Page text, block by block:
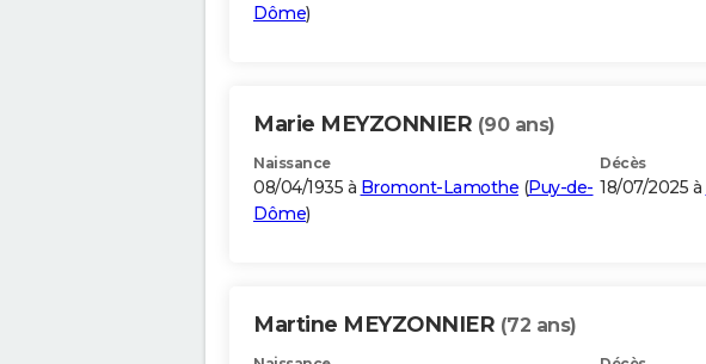
Dôme)
Marie MEYZONNIER (90 ans)
Naissance
08/04/1935 à Bromont-Lamothe (Puy-de-
Dôme)
Décès
18/07/2025 à
Martine MEYZONNIER (72 ans)